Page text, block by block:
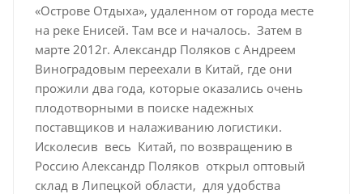
«Острове Отдыха», удаленном от города месте
на реке Енисей. Там все и началось. Затем в
марте 2012г. Александр Поляков с Андреем
Виноградовым переехали в Китай, где они
прожили два года, которые оказались очень
плодотворными в поиске надежных
поставщиков и налаживанию логистики.
Исколесив весь Китай, по возвращению в
Россию Александр Поляков открыл оптовый
склад в Липецкой области, для удобства